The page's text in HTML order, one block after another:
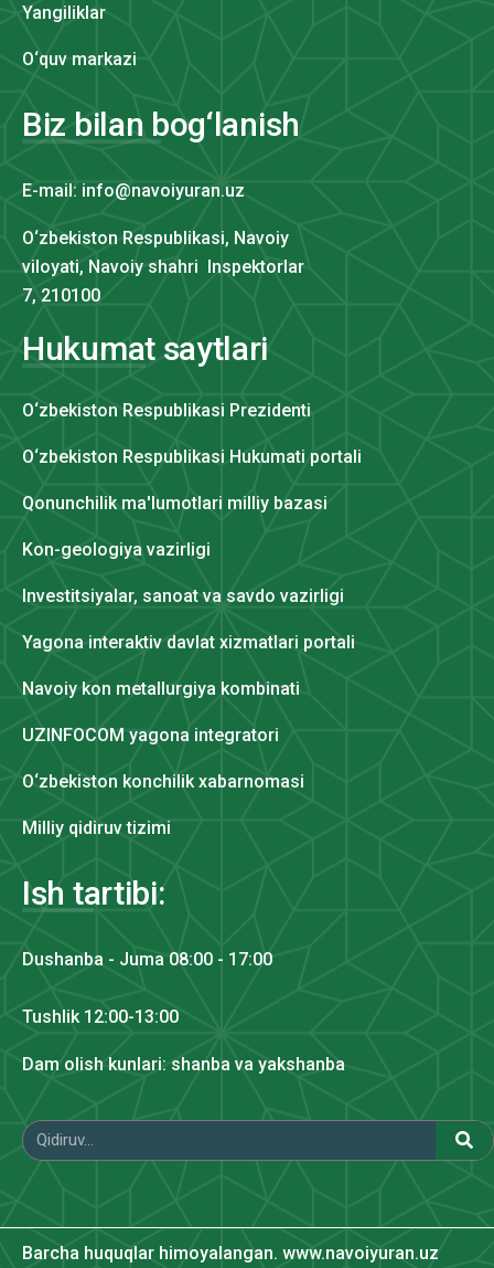
Yangiliklar
O‘quv markazi
Biz bilan bog‘lanish
E-mail: info@navoiyuran.uz
O‘zbekiston Respublikasi, Navoiy
viloyati, Navoiy shahri Inspektorlar
7, 210100
Hukumat saytlari
O‘zbekiston Respublikasi Prezidenti
O‘zbekiston Respublikasi Hukumati portali
Qonunchilik ma'lumotlari milliy bazasi
Kon-geologiya vazirligi
Investitsiyalar, sanoat va savdo vazirligi
Yagona interaktiv davlat xizmatlari portali
Navoiy kon metallurgiya kombinati
UZINFOCOM yagona integratori
O‘zbekiston konchilik xabarnomasi
Milliy qidiruv tizimi
Ish tartibi:
Dushanba - Juma 08:00 - 17:00
Tushlik 12:00-13:00
Dam olish kunlari: shanba va yakshanba
Barcha huquqlar himoyalangan. www.navoiyuran.uz